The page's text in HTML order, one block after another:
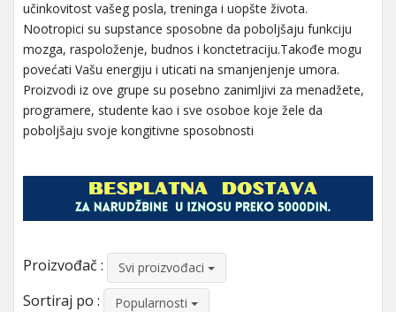
učinkovitost vašeg posla, treninga i uopšte života.
Nootropici su supstance sposobne da poboljšaju funkciju
mozga, raspoloženje, budnos i konctetraciju.Takođe mogu
povećati Vašu energiju i uticati na smanjenjenje umora.
Proizvodi iz ove grupe su posebno zanimljivi za menadžete,
programere, studente kao i sve osoboe koje žele da
poboljšaju svoje kongitivne sposobnosti
Proizvođač : Svi proizvođaci
Sortiraj po : Popularnosti